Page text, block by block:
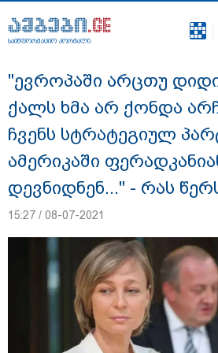
საინფორმაციო პორტალი
"ნატა ვიბლიანის საქმეზე
უახლოეს დღეებში
დაიდება პირველი
შედეგი და
საინფორმაციო პორტალი
"ევროპაში არცთუ დიდი
ქალს ხმა არ ქონდა
ჩვენს სტრატეგიულ
ამერიკაში
დევნიდნენ..." - რას
15:27 / 08-07-2021